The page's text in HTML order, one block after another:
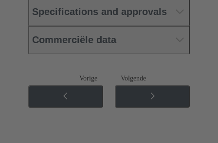
Specifications and approvals
Commerciële data
Vorige Volgende